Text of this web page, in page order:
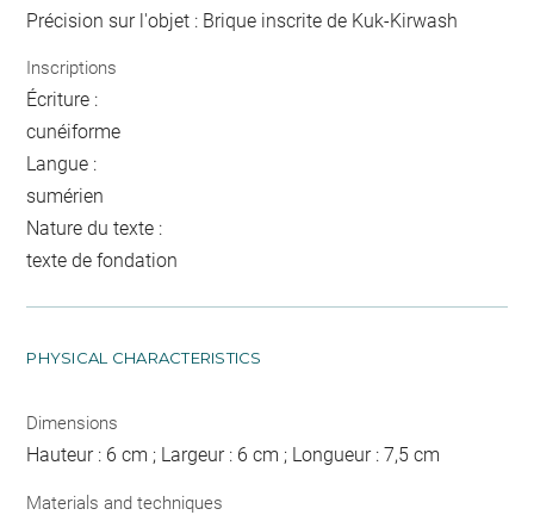
Précision sur l'objet : Brique inscrite de Kuk-Kirwash
Inscriptions
Écriture :
cunéiforme
Langue :
sumérien
Nature du texte :
texte de fondation
PHYSICAL CHARACTERISTICS
Dimensions
Hauteur : 6 cm ; Largeur : 6 cm ; Longueur : 7,5 cm
Materials and techniques